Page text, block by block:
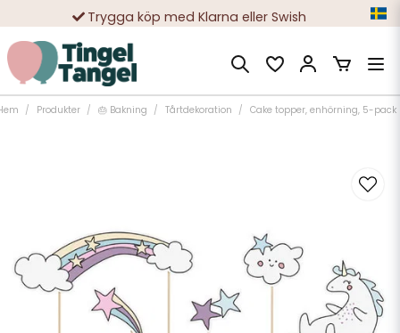
Trygga köp med Klarna eller Swish
10 000-tals nöjda kunder
Produkter 🎂 Bakning Tårtdekoration Cake topper, enhörning, 5-pack